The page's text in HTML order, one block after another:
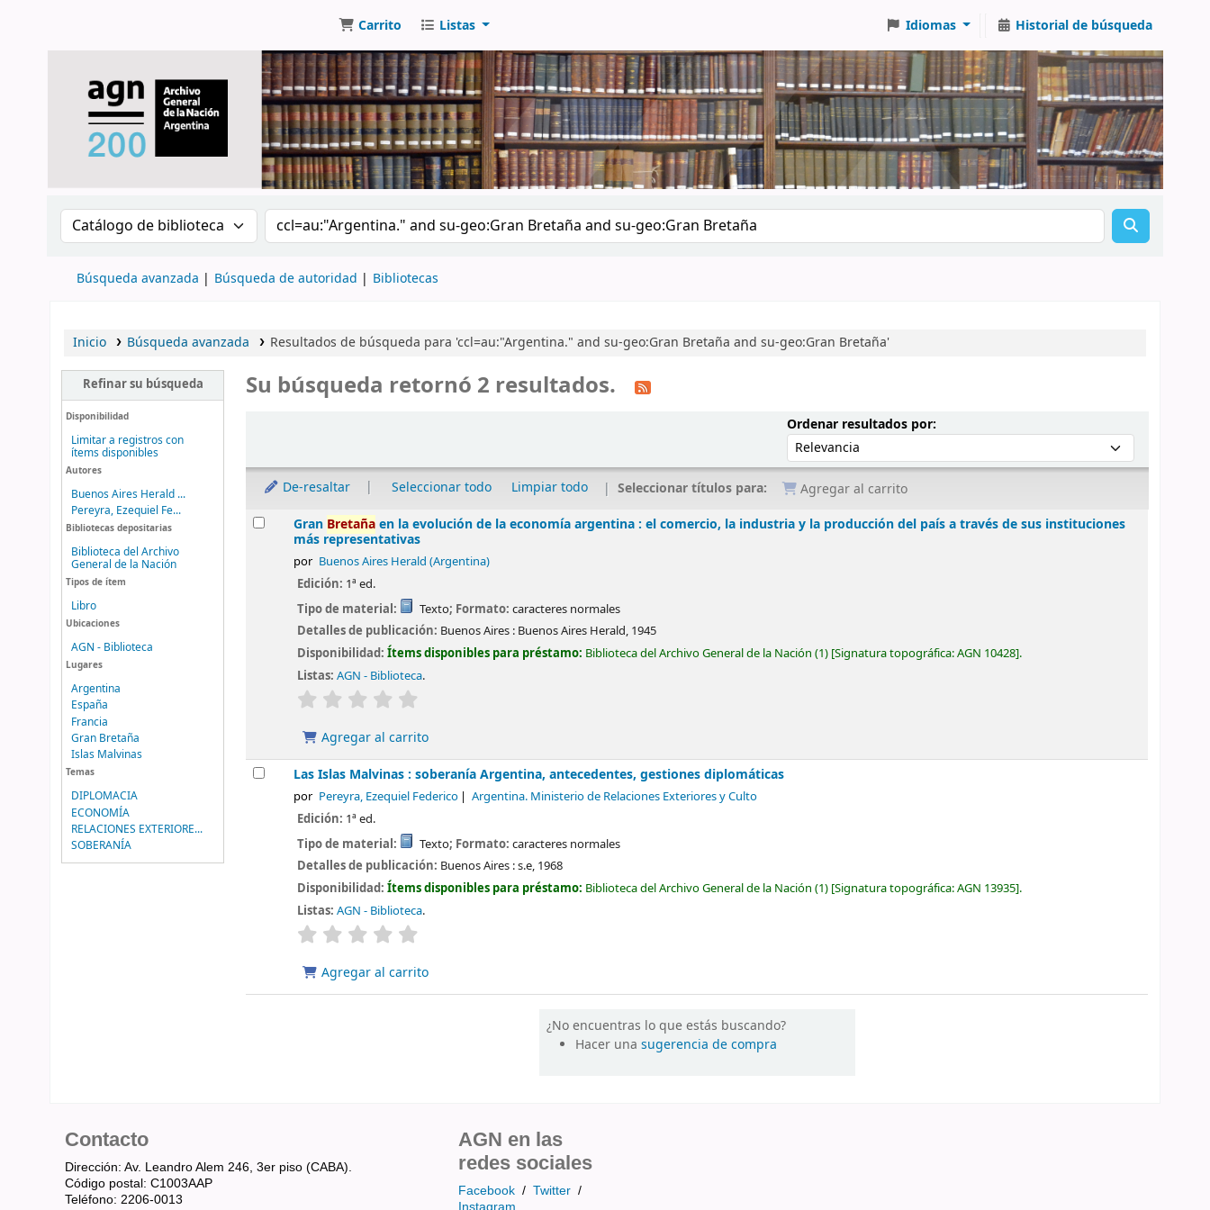
Carrito Listas Idiomas Historial de búsqueda
Buscar en el catálogo por: Buscar en el catálogo
Búsqueda avanzada Búsqueda de autoridad Bibliotecas
Inicio Búsqueda avanzada Resultados de búsqueda para 'ccl=au:"Argentina." and su-geo:Gran Bretaña and su-geo:Gran Bretaña'
Refinar su búsqueda
Disponibilidad
Limitar a registros con
ítems disponibles
Autores
Buenos Aires Herald ...
Pereyra, Ezequiel Fe...
Bibliotecas depositarias
Biblioteca del Archivo
General de la Nación
Tipos de ítem
Libro
Ubicaciones
AGN - Biblioteca
Lugares
Argentina
España
Francia
Gran Bretaña
Islas Malvinas
Temas
DIPLOMACIA
ECONOMÍA
RELACIONES EXTERIORE...
SOBERANÍA
Su búsqueda retornó 2 resultados.
Ordenar resultados por:Ordenar por:
De-resaltar Seleccionar todo Limpiar todo Seleccionar títulos para:
Agregar al carrito
Resultados
Gran Bretañaen la evolución de la economía argentina : el comercio, la industria y la producción del país a través de sus instituciones
más representativas
por Buenos Aires Herald (Argentina)
Edición: 1ª ed.
Tipo de material:
Texto; Formato: caracteres normales
Detalles de publicación: Buenos Aires : Buenos Aires Herald, 1945
Disponibilidad:Ítems disponibles para préstamo: Biblioteca del Archivo General de la Nación (1) Signatura topográfica:AGN 10428 .
Listas: AGN - Biblioteca.
valoración
Agregar al carrito
Las Islas Malvinas : soberanía Argentina, antecedentes, gestiones diplomáticas
por Pereyra, Ezequiel Federico Argentina. Ministerio de Relaciones Exteriores y Culto
Edición: 1ª ed.
Tipo de material:
Texto; Formato: caracteres normales
Detalles de publicación: Buenos Aires :s.e, 1968
Disponibilidad:Ítems disponibles para préstamo: Biblioteca del Archivo General de la Nación (1) Signatura topográfica:AGN 13935 .
Listas: AGN - Biblioteca.
valoración
Agregar al carrito
¿No encuentras lo que estás buscando?
Hacer unasugerencia de compra
Contacto
Dirección: Av. Leandro Alem 246, 3er piso (CABA).
Código postal: C1003AAP
Teléfono: 2206-0013
AGN en las
redes sociales
Facebook / Twitter /
Instagram